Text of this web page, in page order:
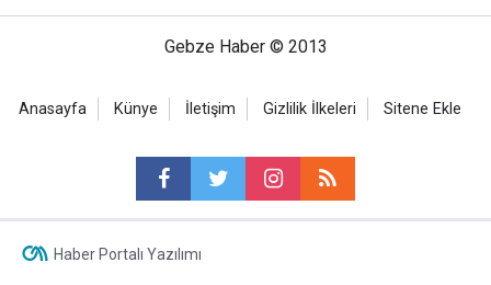
Gebze Haber © 2013
Anasayfa Künye İletişim Gizlilik İlkeleri Sitene Ekle
Haber Portalı Yazılımı